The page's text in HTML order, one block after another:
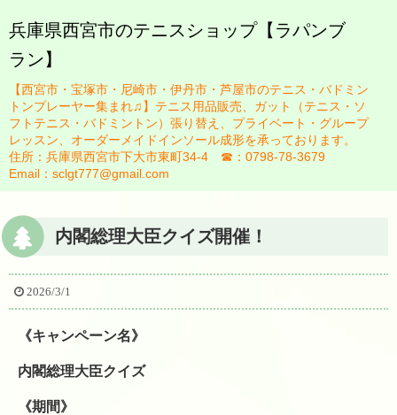
兵庫県西宮市のテニスショップ【ラパンブ
ラン】
【西宮市・宝塚市・尼崎市・伊丹市・芦屋市のテニス・バドミン
トンプレーヤー集まれ♫】テニス用品販売、ガット（テニス・ソ
フトテニス・バドミントン）張り替え、プライベート・グループ
レッスン、オーダーメイドインソール成形を承っております。
住所：兵庫県西宮市下大市東町34-4 ☎：0798-78-3679
Email：sclgt777@gmail.com
内閣総理大臣クイズ開催！
2026/3/1
《キャンペーン名》
内閣総理大臣クイズ
《期間》
HOME
ブログ
お知らせ一覧
スタッフ紹介
瀬藤祐司
ガット張り替え
テニスレッスン予定表